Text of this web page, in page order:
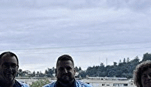
Exporter les lignes
Exporter toutes les
Exporter uniquement les
Menu
<
>